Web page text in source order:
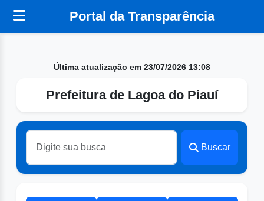
Portal da Transparência
Última atualização em 23/07/2026 13:08
Prefeitura de Lagoa do Piauí
Buscar